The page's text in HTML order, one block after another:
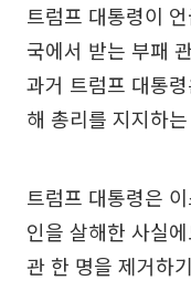
트럼프 대통령이
국에서 받는 부패
과거 트럼프 대통
해 총리를 지지하
트럼프 대통령은
인을 살해한 사실
관 한 명을 제거하